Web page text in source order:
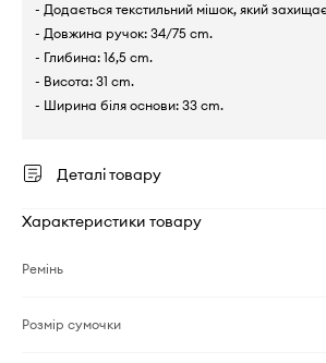
- Додається текстильний мішок, який
- Довжина ручок: 34/75 cm.
- Глибина: 16,5 cm.
- Висота: 31 cm.
- Ширина біля основи: 33 cm.
Деталі товару
Характеристики товару
Ремінь
Розмір сумочки